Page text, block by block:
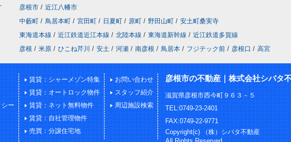
彦根市 / 近江八幡市
中藪町 / 鳥居本町 / 宮田町 / 日夏町 / 原町 / 野田山町 / 安土町桑実寺
東海道本線 / 近江鉄道近江本線 / 北陸本線 / 東海道新幹線 / 近江鉄道多賀線
彦根 / 米原 / ひこね芹川 / 安土 / 河瀬 / 南彦根 / 鳥居本 / フジテック前 / 彦根口 / 高宮
ー
賃貸：シャーメゾン特集
賃貸：オートロック物件
賃貸：ネット無料物件
賃貸：自社管理物件
売買：分譲住宅地
お問い合わせ
スタッフ紹介
周辺施設検索
彦根市の不動産｜株式会社シバタ
滋賀県彦根市西今町９６３－５
TEL:0749-23-2401
FAX:0749-22-9771
Copyright(c) （株）シバタ不動産